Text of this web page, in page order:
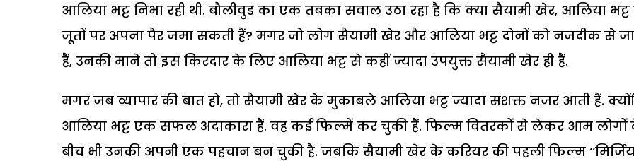
आलिया भट्ट निभा रही थी. बौलीवुड का एक तबका सवाल उठा रहा है कि क्या सैयामी खेर, आलिया
जूतों पर अपना पैर जमा सकती हैं? मगर जो लोग सैयामी खेर और आलिया भट्ट दोनों को नजदीक से
हैं, उनकी माने तो इस किरदार के लिए आलिया भट्ट से कहीं ज्यादा उपयुक्त सैयामी खेर ही हैं.
मगर जब व्यापार की बात हो, तो सैयामी खेर के मुकाबले आलिया भट्ट ज्यादा सशक्त नजर आती हैं.
आलिया भट्ट एक सफल अदाकारा हैं. वह कई फिल्में कर चुकी हैं. फिल्म वितरकों से लेकर आम लोगों
बीच भी उनकी अपनी एक पहचान बन चुकी है. जबकि सैयामी खेर के करियर की पहली फिल्म